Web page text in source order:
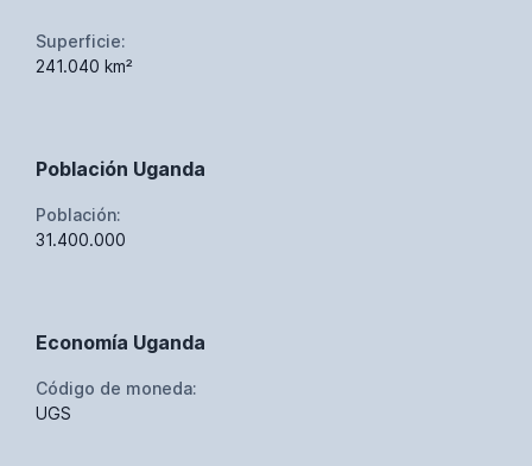
Superficie:
241.040 km²
Población Uganda
Población:
31.400.000
Economía Uganda
Código de moneda:
UGS